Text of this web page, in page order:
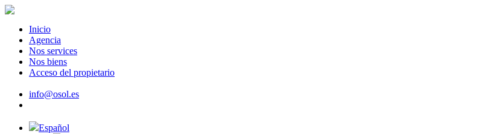
Inicio
Agencia
Nos services
Nos biens
Acceso del propietario
info@osol.es
Español